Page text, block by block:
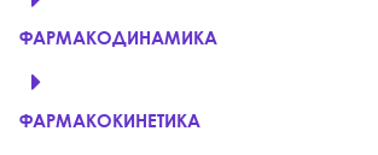
ФАРМАКОДИНАМИКА
ФАРМАКОКИНЕТИКА